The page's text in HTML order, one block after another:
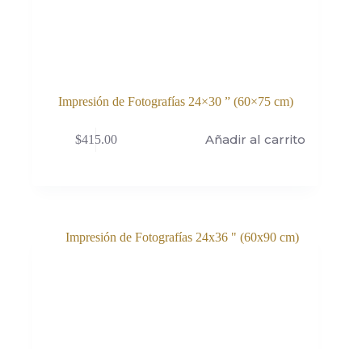
Impresión de Fotografías 24×30 ” (60×75 cm)
$415.00 Añadir al carrito